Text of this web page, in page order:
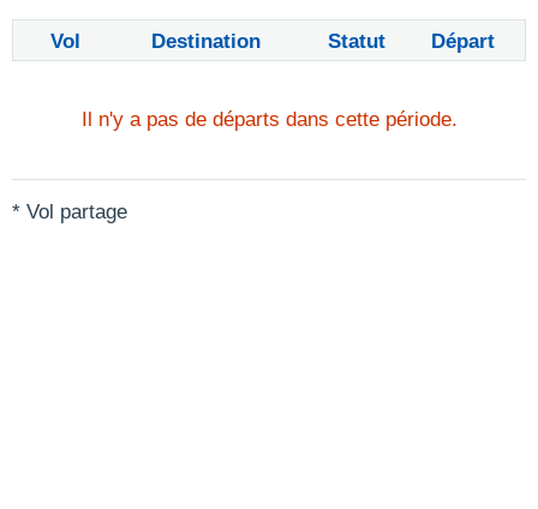
Vol Destination Statut Départ
Il n'y a pas de départs dans cette période.
* Vol partage